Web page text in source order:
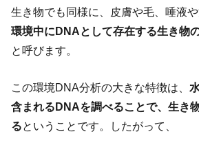
生き物でも同様に、皮膚や毛、唾液
環境中にDNAとして存在する生き物
と呼びます。
この環境DNA分析の大きな特徴は、
含まれるDNAを調べることで、生き
るということです。したがって、